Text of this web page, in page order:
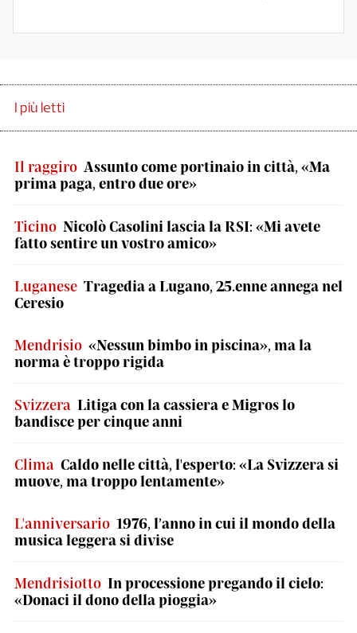
I più letti
Il raggiro Assunto come portinaio in città, «Ma
prima paga, entro due ore»
Ticino Nicolò Casolini lascia la RSI: «Mi avete
fatto sentire un vostro amico»
Luganese Tragedia a Lugano, 25.enne annega nel
Ceresio
Mendrisio «Nessun bimbo in piscina», ma la
norma è troppo rigida
Svizzera Litiga con la cassiera e Migros lo
bandisce per cinque anni
Clima Caldo nelle città, l'esperto: «La Svizzera si
muove, ma troppo lentamente»
L'anniversario 1976, l’anno in cui il mondo della
musica leggera si divise
Mendrisiotto In processione pregando il cielo:
«Donaci il dono della pioggia»